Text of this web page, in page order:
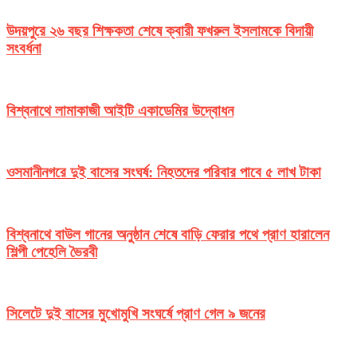
উদয়পুরে ২৬ বছর শিক্ষকতা শেষে ক্বারী ফখরুল ইসলামকে বিদায়ী
সংবর্ধনা
বিশ্বনাথে লামাকাজী আইটি একাডেমির উদ্বোধন
ওসমানীনগরে দুই বাসের সংঘর্ষ: নিহতদের পরিবার পাবে ৫ লাখ টাকা
বিশ্বনাথে বাউল গানের অনুষ্ঠান শেষে বাড়ি ফেরার পথে প্রাণ হারালেন
শিল্পী পেহেলি ভৈরবী
সিলেটে দুই বাসের মুখোমুখি সংঘর্ষে প্রাণ গেল ৯ জনের